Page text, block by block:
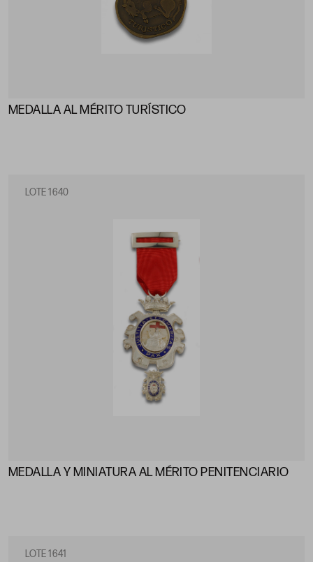
MEDALLA AL MÉRITO TURÍSTICO
LOTE 1640
MEDALLA Y MINIATURA AL MÉRITO PENITENCIARIO
LOTE 1641